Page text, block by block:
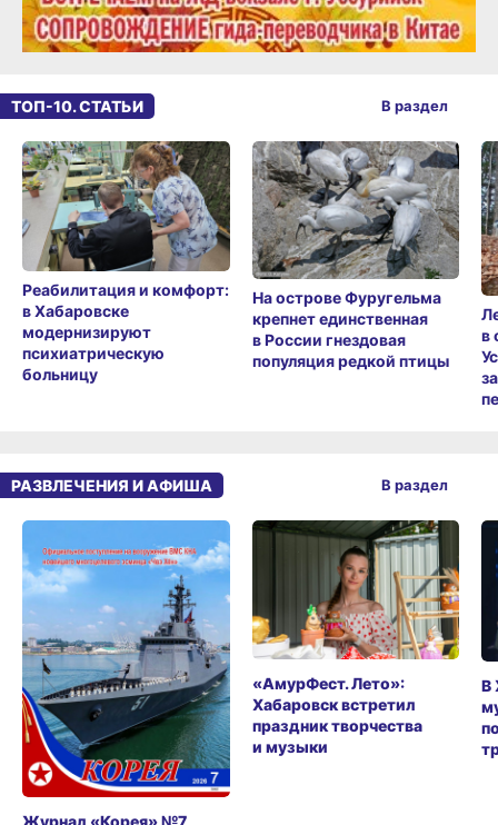
ТОП-10. СТАТЬИ
Реабилитация и комфорт:
в Хабаровске
модернизируют
психиатрическую
больницу
На острове Фуругельма
крепнет единственная
в России гнездовая
популяция редкой птицы
в
В раздел
РАЗВЛЕЧЕНИЯ И АФИША
«АмурФест. Лето»:
Хабаровск встретил
праздник творчества
и музыки
В
В раздел